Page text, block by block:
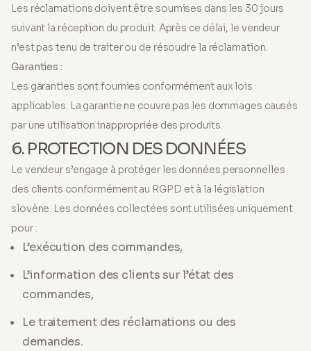
Les réclamations doivent être soumises dans les 30 jours
suivant la réception du produit. Après ce délai, le vendeur
n’est pas tenu de traiter ou de résoudre la réclamation.
Garanties :
Les garanties sont fournies conformément aux lois
applicables. La garantie ne couvre pas les dommages causés
par une utilisation inappropriée des produits.
6. PROTECTION DES DONNÉES
Le vendeur s’engage à protéger les données personnelles
des clients conformément au RGPD et à la législation
slovène. Les données collectées sont utilisées uniquement
pour :
L’exécution des commandes,
L’information des clients sur l’état des
commandes,
Le traitement des réclamations ou des
demandes.